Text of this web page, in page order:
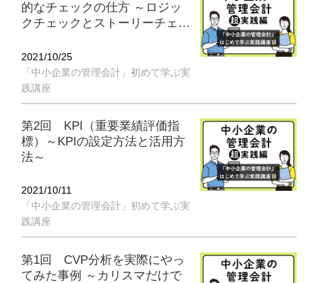
的なチェックの仕方 ～ロジッ
クチェックとストーリーチェッ
2021/10/25
「中小企業の管理会計」初めて学ぶ実
践講座
第2回 KPI（重要業績評価指
標）～KPIの設定方法と活用方
法～
2021/10/11
「中小企業の管理会計」初めて学ぶ実
践講座
第1回 CVP分析を実際にやっ
てみた事例 ～カリスマだけで